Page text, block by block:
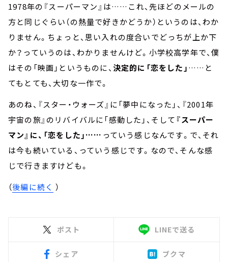
1978年の『スーパーマン』は……これ、先ほどのメールの
方と同じぐらい（の熱量で好きかどうか）というのは、わか
りません。ちょっと、思い入れの度合いでどっちが上か下
か？っていうのは、わかりませんけど。小学校高学年で、僕
はその「映画」というものに、 決定的に「恋をした」……と
てもとても、大切な一作で。
あのね、『スター・ウォーズ』に「夢中になった」、『2001年
宇宙の旅』のリバイバルに「感動した」、そして 『スーパー
マン』に、「恋をした」…… っていう感じなんです。で、それ
は今も続いている、っていう感じです。なので、そんな感
じで行きますけども。
（後編に続く ）
ポスト LINEで送る
シェア ブクマ